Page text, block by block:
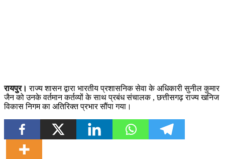
रायपुर। राज्य शासन द्वारा भारतीय प्रशासनिक सेवा के अधिकारी सुनील कुमार
जैन को उनके वर्तमान कर्तव्यों के साथ प्रबंध संचालक , छत्तीसगढ़ राज्य खनिज
विकास निगम का अतिरिक्त प्रभार सौंपा गया।